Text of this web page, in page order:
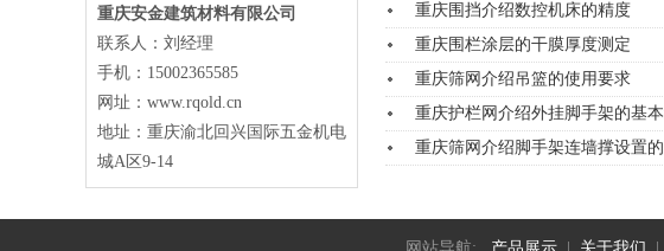
重庆安金建筑材料有限公司
联系人：刘经理
手机：15002365585
网址：www.rqold.cn
地址：重庆渝北回兴国际五金机电
城A区9-14
重庆围挡介绍数控机床的精度
重庆围栏涂层的干膜厚度测定
重庆筛网介绍吊篮的使用要求
重庆护栏网介绍外挂脚手架的基
重庆筛网介绍脚手架连墙撑设置